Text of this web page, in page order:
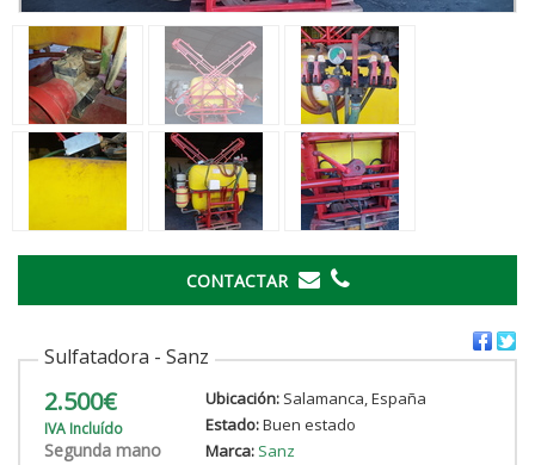
CONTACTAR
Sulfatadora - Sanz
2.500€
IVA Incluído
Segunda mano
Ubicación:Salamanca, España
Estado:Buen estado
Marca: Sanz